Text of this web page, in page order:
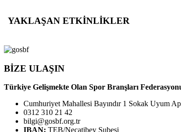
YAKLAŞAN ETKİNLİKLER
BİZE ULAŞIN
Türkiye Gelişmekte Olan Spor Branşları
Cumhuriyet Mahallesi Bayındır 1 Sokak Uyum
0312 310 21 42
bilgi@gosbf.org.tr
IBAN: TEB/Necatibey Şubesi